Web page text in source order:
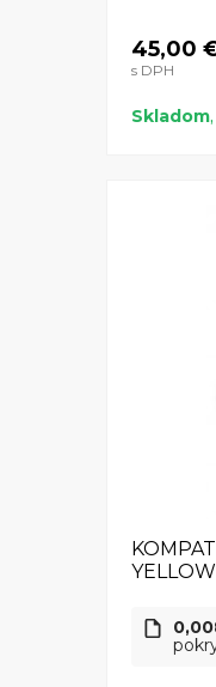
45,00
s DPH
Skladom
YELLOW